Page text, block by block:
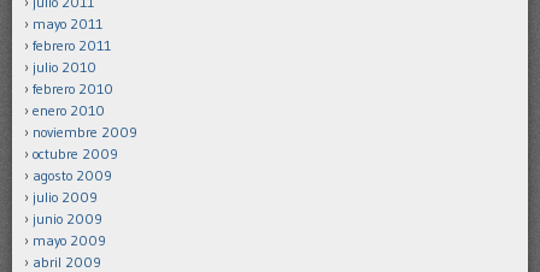
mayo 2011
febrero 2011
julio 2010
febrero 2010
enero 2010
noviembre 2009
octubre 2009
agosto 2009
julio 2009
junio 2009
mayo 2009
abril 2009